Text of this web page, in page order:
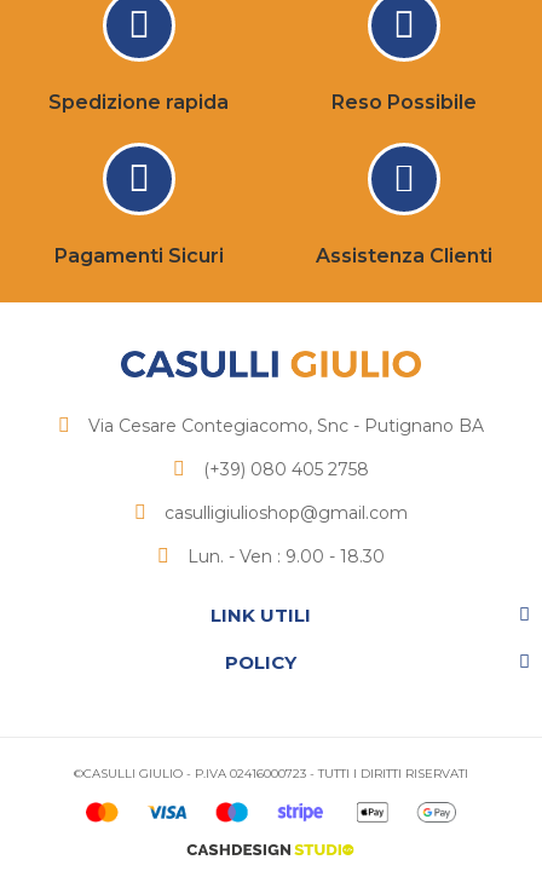
Spedizione rapida Reso Possibile
Pagamenti Sicuri Assistenza Clienti
Via Cesare Contegiacomo, Snc - Putignano BA
(+39) 080 405 2758
casulligiulioshop@gmail.com
Lun. - Ven : 9.00 - 18.30
LINK UTILI
POLICY
©CASULLI GIULIO - P.IVA 02416000723 - TUTTI I DIRITTI RISERVATI